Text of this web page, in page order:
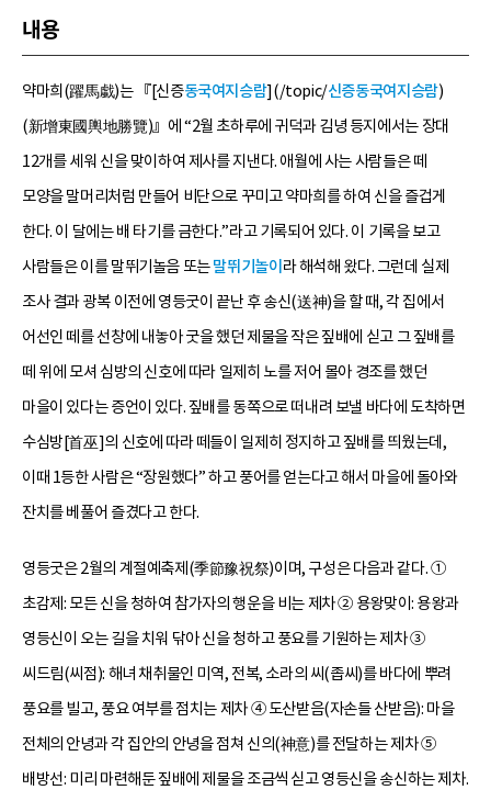
내용
약마희(躍馬戱)는 『[신증동국여지승람](/topic/신증동국여지승람)
(新增東國輿地勝覽)』에 “2월 초하루에 귀덕과 김녕 등지에서는 장대
12개를 세워 신을 맞이하여 제사를 지낸다. 애월에 사는 사람들은 떼
모양을 말머리처럼 만들어 비단으로 꾸미고 약마희를 하여 신을 즐겁게
한다. 이 달에는 배 타기를 금한다.”라고 기록되어 있다. 이 기록을 보고
사람들은 이를 말뛰기놀음 또는말뛰기놀이 라 해석해 왔다. 그런데 실제
조사 결과 광복 이전에 영등굿이 끝난 후 송신(送神)을 할 때, 각 집에서
어선인 떼를 선창에 내놓아 굿을 했던 제물을 작은 짚배에 싣고 그 짚배를
떼 위에 모셔 심방의 신호에 따라 일제히 노를 저어 몰아 경조를 했던
마을이 있다는 증언이 있다. 짚배를 동쪽으로 떠내려 보낼 바다에 도착하면
수심방[首巫]의 신호에 따라 떼들이 일제히 정지하고 짚배를 띄웠는데,
이때 1등한 사람은 “장원했다” 하고 풍어를 얻는다고 해서 마을에 돌아와
잔치를 베풀어 즐겼다고 한다.
영등굿은 2월의 계절예축제(季節豫祝祭)이며, 구성은 다음과 같다. ①
초감제: 모든 신을 청하여 참가자의 행운을 비는 제차 ② 용왕맞이: 용왕과
영등신이 오는 길을 치워 닦아 신을 청하고 풍요를 기원하는 제차 ③
씨드림(씨점): 해녀 채취물인 미역, 전복, 소라의 씨(좁씨)를 바다에 뿌려
풍요를 빌고, 풍요 여부를 점치는 제차 ④ 도산받음(자손들 산받음): 마을
전체의 안녕과 각 집안의 안녕을 점쳐 신의(神意)를 전달하는 제차 ⑤
배방선: 미리 마련해둔 짚배에 제물을 조금씩 싣고 영등신을 송신하는 제차.